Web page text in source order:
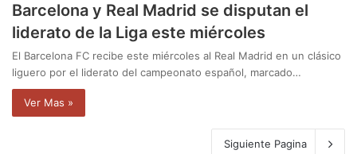
Barcelona y Real Madrid se disputan el
liderato de la Liga este miércoles
El Barcelona FC recibe este miércoles al Real Madrid en un clásico
liguero por el liderato del campeonato español, marcado…
Ver Mas »
Siguiente Pagina